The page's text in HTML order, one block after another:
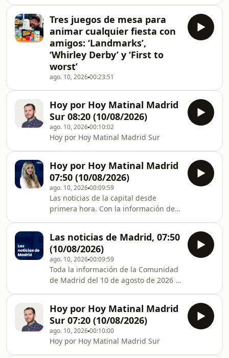
hace unos años.
Tres juegos de mesa para
animar cualquier fiesta con
amigos: ‘Landmarks’,
‘Whirley Derby’ y ‘First to
worst’
ago. 10, 202600:23:51
Hoy por Hoy Matinal Madrid
Sur 08:20 (10/08/2026)
ago. 10, 202600:10:02
Hoy por Hoy Matinal Madrid Sur
Hoy por Hoy Matinal Madrid
07:50 (10/08/2026)
ago. 10, 202600:09:59
Las noticias de la capital desde
primera hora. Con la información del
Valeria S. Chamorro.
Las noticias de Madrid, 07:50
(10/08/2026)
ago. 10, 202600:09:59
Toda la información de la Comunidad
de Madrid del 10 de agosto de 2026 a
Hoy por Hoy Matinal Madrid
Sur 07:20 (10/08/2026)
ago. 10, 202600:10:00
Hoy por Hoy Matinal Madrid Sur